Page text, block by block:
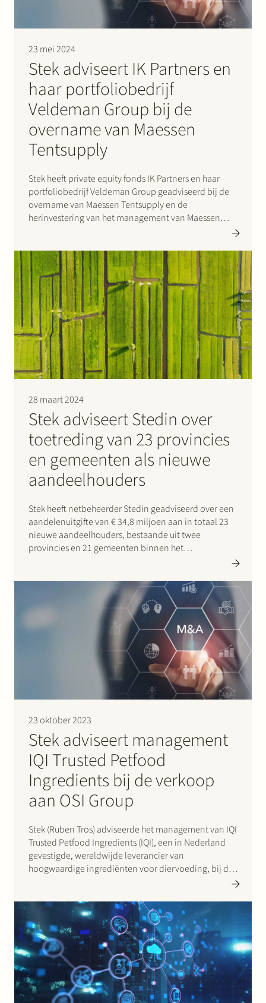
23 mei 2024
Stek adviseert IK Partners en
haar portfoliobedrijf
Veldeman Group bij de
overname van Maessen
Tentsupply
Stek heeft private equity fonds IK Partners en haar
portfoliobedrijf Veldeman Group geadviseerd bij de
overname van Maessen Tentsupply en de
herinvestering van het management van Maessen
infrastructuur. Maessen Tentsupply is een gevestigde
naam op de…
28 maart 2024
Stek adviseert Stedin over
toetreding van 23 provincies
en gemeenten als nieuwe
aandeelhouders
Stek heeft netbeheerder Stedin geadviseerd over een
aandelenuitgifte van € 34,8 miljoen aan in totaal 23
nieuwe aandeelhouders, bestaande uit twee
provincies en 21 gemeenten binnen het
Stedin en is een bewijs van de betrokkenheid van de
23 oktober 2023
Stek adviseert management
IQI Trusted Petfood
Ingredients bij de verkoop
aan OSI Group
Stek (Ruben Tros) adviseerde het management van IQI
Trusted Petfood Ingredients (IQI), een in Nederland
gevestigde, wereldwijde leverancier van
hoogwaardige ingrediënten voor diervoeding, bij de
voedingsproducten aan ’s werelds toonaangevende
foodservice- en retailvoedingsmerken.
Werken bij Stek
Partner Expertise Energie